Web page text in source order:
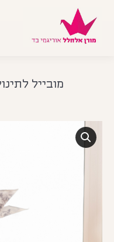
מובייל